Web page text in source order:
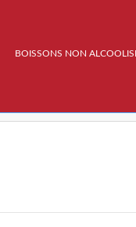
BOISSONS NON